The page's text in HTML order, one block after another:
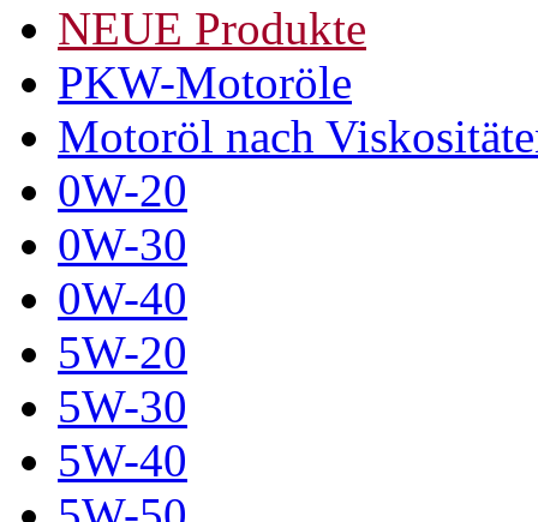
NEUE Produkte
PKW-Motoröle
Motoröl nach
0W-20
0W-30
0W-40
5W-20
5W-30
5W-40